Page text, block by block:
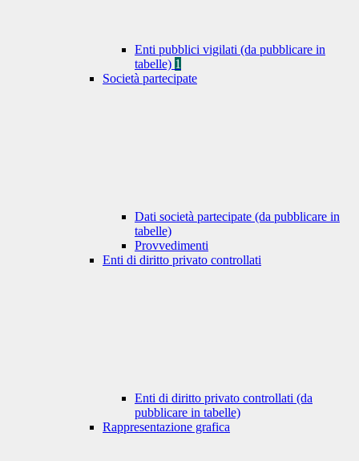
Enti pubblici vigilati (da pubblicare in
tabelle) 1
Società partecipate
Dati società partecipate (da pubblicare in
tabelle)
Provvedimenti
Enti di diritto privato controllati
Enti di diritto privato controllati (da
pubblicare in tabelle)
Rappresentazione grafica